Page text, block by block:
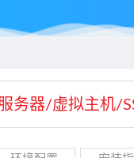
务器/虚拟主机/